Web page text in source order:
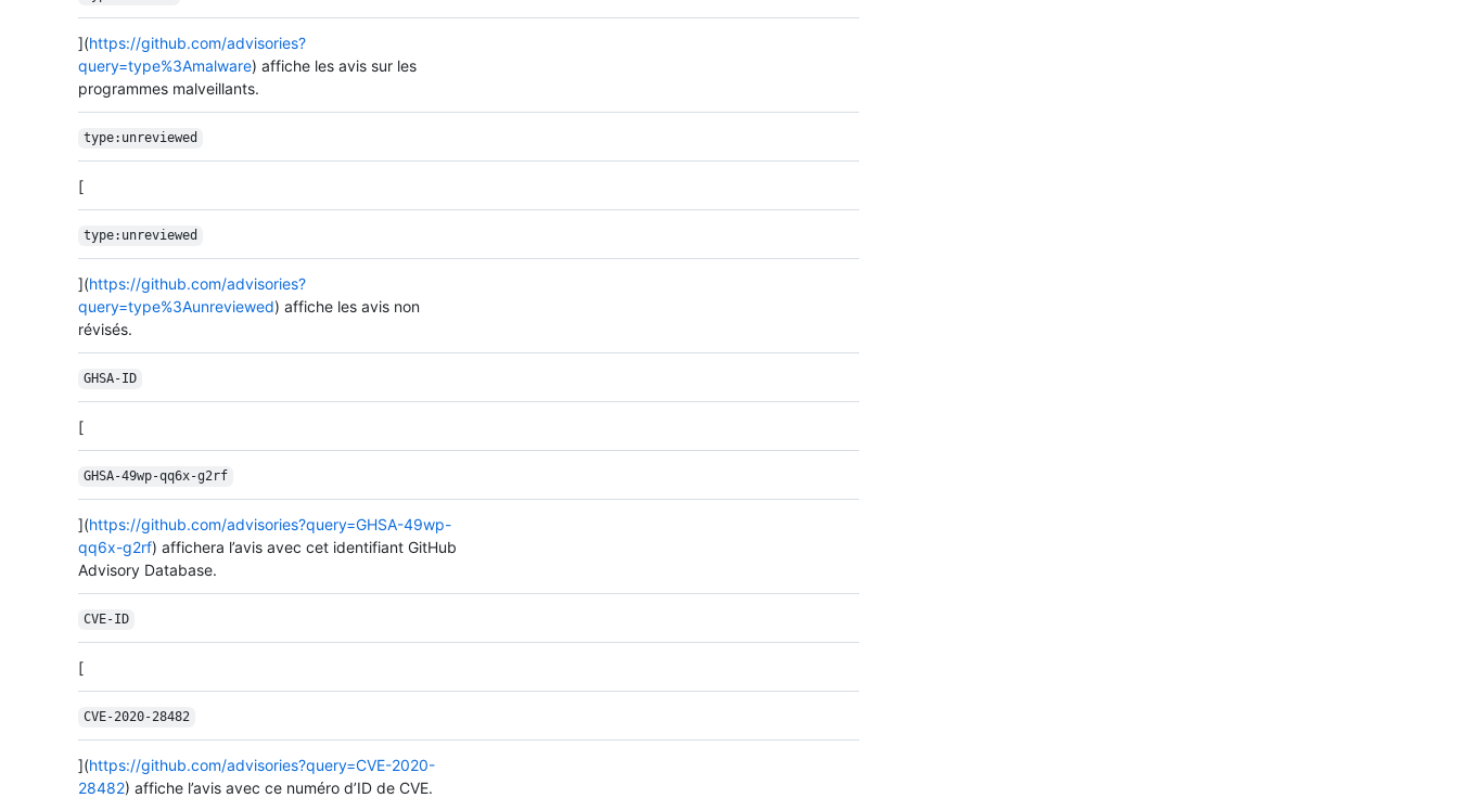
](https://github.com/advisories?
query=type%3Amalware) affiche les avis sur les
programmes malveillants.
type:unreviewed
[
type:unreviewed
](https://github.com/advisories?
query=type%3Aunreviewed) affiche les avis non
révisés.
GHSA-ID
[
GHSA-49wp-qq6x-g2rf
](https://github.com/advisories?query=GHSA-49wp-
qq6x-g2rf) affichera l’avis avec cet identifiant GitHub
Advisory Database.
CVE-ID
[
CVE-2020-28482
](https://github.com/advisories?query=CVE-2020-
28482) affiche l’avis avec ce numéro d’ID de CVE.